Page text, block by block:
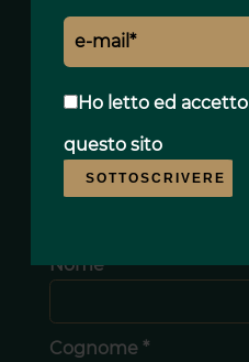
Ho letto ed accetto
questo sito
SOTTOSCRIVERE
Nome *
Cognome *